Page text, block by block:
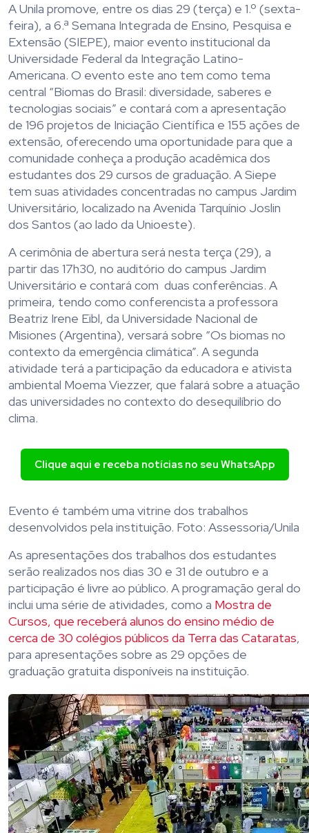
A Unila promove, entre os dias 29 (terça) e 1.º (sexta-
feira), a 6.ª Semana Integrada de Ensino, Pesquisa e
Extensão (SIEPE), maior evento institucional da
Universidade Federal da Integração Latino-
Americana. O evento este ano tem como tema
central “Biomas do Brasil: diversidade, saberes e
tecnologias sociais” e contará com a apresentação
de 196 projetos de Iniciação Científica e 155 ações de
extensão, oferecendo uma oportunidade para que a
comunidade conheça a produção acadêmica dos
estudantes dos 29 cursos de graduação. A Siepe
tem suas atividades concentradas no campus Jardim
Universitário, localizado na Avenida Tarquínio Joslin
dos Santos (ao lado da Unioeste).
A cerimônia de abertura será nesta terça (29), a
partir das 17h30, no auditório do campus Jardim
Universitário e contará com duas conferências. A
primeira, tendo como conferencista a professora
Beatriz Irene Eibl, da Universidade Nacional de
Misiones (Argentina), versará sobre “Os biomas no
contexto da emergência climática”. A segunda
atividade terá a participação da educadora e ativista
ambiental Moema Viezzer, que falará sobre a atuação
das universidades no contexto do desequilíbrio do
clima.
Clique aqui e receba notícias no seu WhatsApp
Evento é também uma vitrine dos trabalhos
desenvolvidos pela instituição. Foto: Assessoria/Unila
As apresentações dos trabalhos dos estudantes
serão realizados nos dias 30 e 31 de outubro e a
participação é livre ao público. A programação geral do
inclui uma série de atividades, como a Mostra de
Cursos, que receberá alunos do ensino médio de
cerca de 30 colégios públicos da Terra das Cataratas,
para apresentações sobre as 29 opções de
graduação gratuita disponíveis na instituição.